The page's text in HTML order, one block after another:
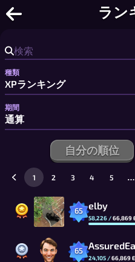
ラン
オンラインチェッ
種類
期間
自分の順位
65 elby
58,226 /66,869
65
24,105 /66,869
1 2 3 4 5 …